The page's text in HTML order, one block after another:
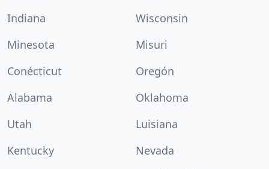
Indiana
Wisconsin
Minesota
Misuri
Conécticut
Oregón
Alabama
Oklahoma
Utah
Luisiana
Kentucky
Nevada